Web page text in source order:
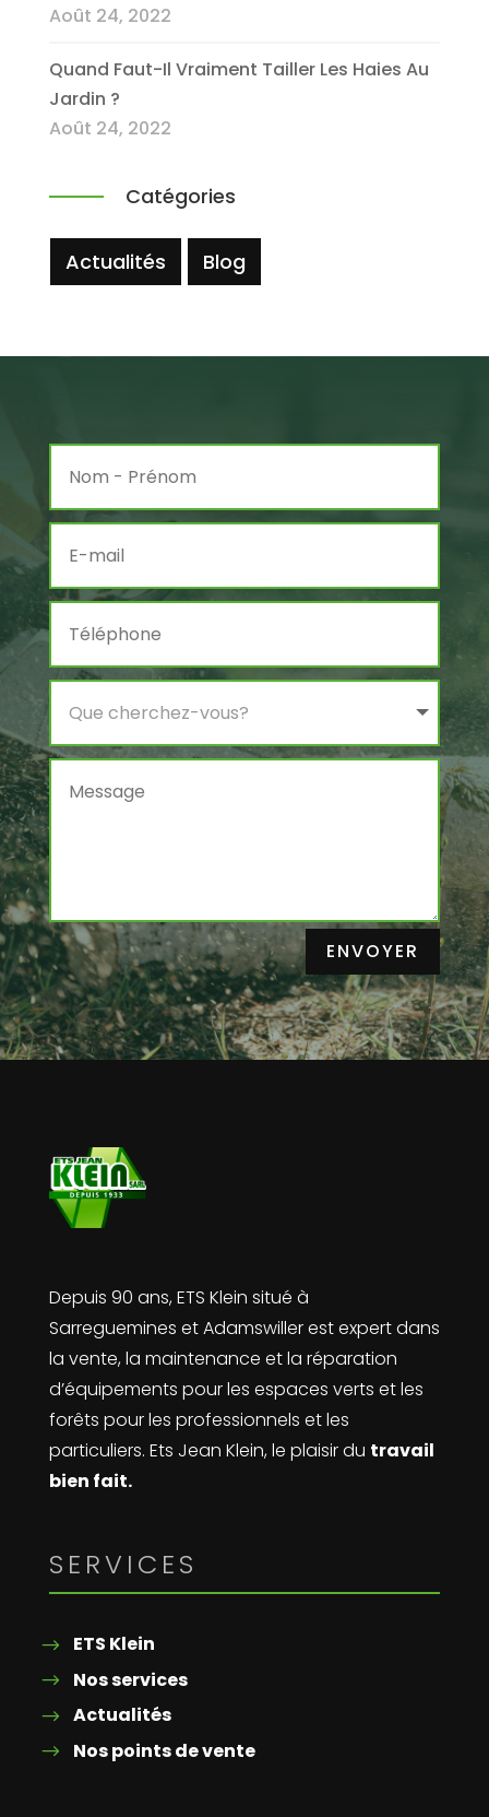
Août 24, 2022
Quand Faut-Il Vraiment Tailler Les Haies Au
Jardin ?
Août 24, 2022
Catégories
Actualités Blog
ENVOYER
Depuis 90 ans, ETS Klein situé à
Sarreguemines et Adamswiller est expert dans
la vente, la maintenance et la réparation
d’équipements pour les espaces verts et les
forêts pour les professionnels et les
particuliers. Ets Jean Klein, le plaisir du travail
bien fait.
SERVICES
ETS Klein
Nos services
Actualités
Nos points de vente